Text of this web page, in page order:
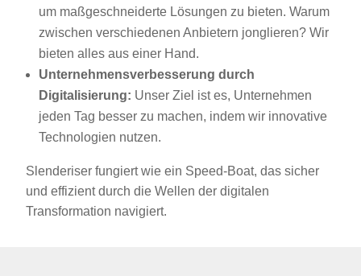
um maßgeschneiderte Lösungen zu bieten. Warum
zwischen verschiedenen Anbietern jonglieren? Wir
bieten alles aus einer Hand.
Unternehmensverbesserung durch
Digitalisierung: Unser Ziel ist es, Unternehmen
jeden Tag besser zu machen, indem wir innovative
Technologien nutzen.
Slenderiser fungiert wie ein Speed-Boat, das sicher
und effizient durch die Wellen der digitalen
Transformation navigiert.